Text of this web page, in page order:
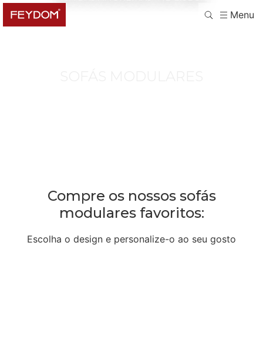
Menu
Compre os nossos sofás
modulares favoritos:
Escolha o design e personalize-o ao seu gosto